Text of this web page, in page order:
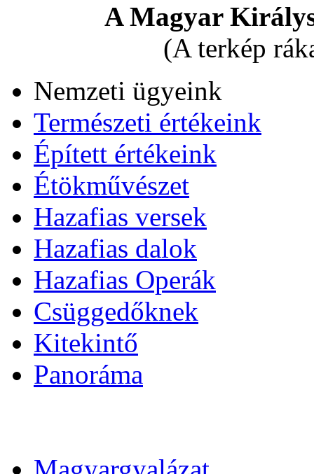
A Magyar
(A terkép
Nemzeti ügyeink
Természeti értékeink
Épített értékeink
Étökművészet
Hazafias versek
Hazafias dalok
Hazafias Operák
Csüggedőknek
Kitekintő
Panoráma